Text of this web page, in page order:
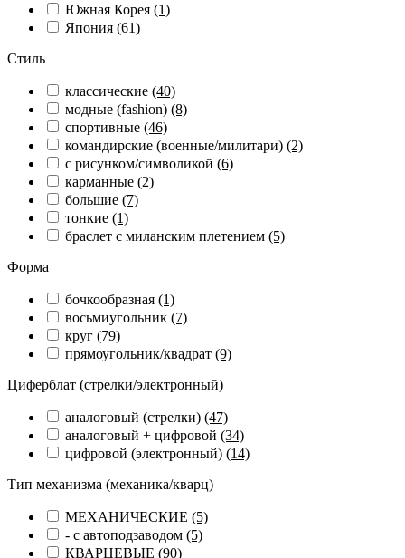
Южная Корея (1)
Япония (61)
Стиль
классические (40)
модные (fashion) (8)
спортивные (46)
командирские (военные/милитари) (2)
с рисунком/символикой (6)
карманные (2)
большие (7)
тонкие (1)
браслет с миланским плетением (5)
Форма
бочкообразная (1)
восьмиугольник (7)
круг (79)
прямоугольник/квадрат (9)
Циферблат (стрелки/электронный)
аналоговый (стрелки) (47)
аналоговый + цифровой (34)
цифровой (электронный) (14)
Тип механизма (механика/кварц)
МЕХАНИЧЕСКИЕ (5)
- с автоподзаводом (5)
КВАРЦЕВЫЕ (90)